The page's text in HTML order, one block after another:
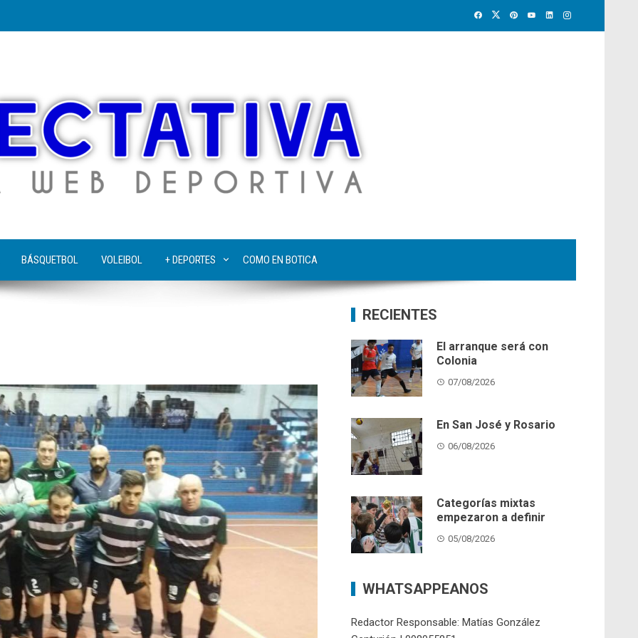
BÁSQUETBOL VOLEIBOL + DEPORTES COMO EN BOTICA
RECIENTES
El arranque será con
Colonia
07/08/2026
En San José y Rosario
06/08/2026
Categorías mixtas
empezaron a definir
05/08/2026
WHATSAPPEANOS
Redactor Responsable: Matías González